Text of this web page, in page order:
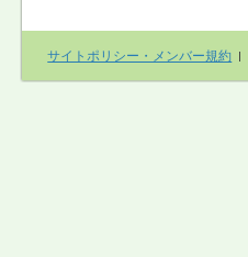
サイトポリシー・メンバー規約